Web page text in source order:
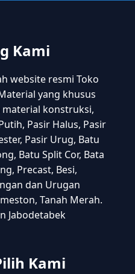
Kami
website resmi Toko
yang khusus
konstruksi,
Pasir Halus, Pasir
Pasir Urug, Batu
Batu Split Cor, Bata
Precast, Besi,
dan Urugan
Tanah Merah.
Jabodetabek
Kami